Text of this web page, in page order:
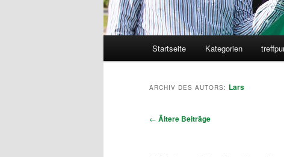
Startseite Kategorien
ARCHIV DES AUTORS: Lars
Beitragsnavigation
← Ältere Beiträge